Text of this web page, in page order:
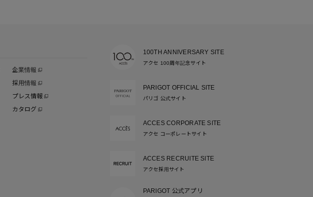
企業情報
採用情報
プレス情報
カタログ
100TH ANNIVERSARY SITE
アクセ 100周年記念サイト
PARIGOT OFFICIAL SITE
パリゴ 公式サイト
ACCES CORPORATE SITE
アクセ コーポレートサイト
ACCES RECRUITE SITE
アクセ採用サイト
PARIGOT 公式アプリ